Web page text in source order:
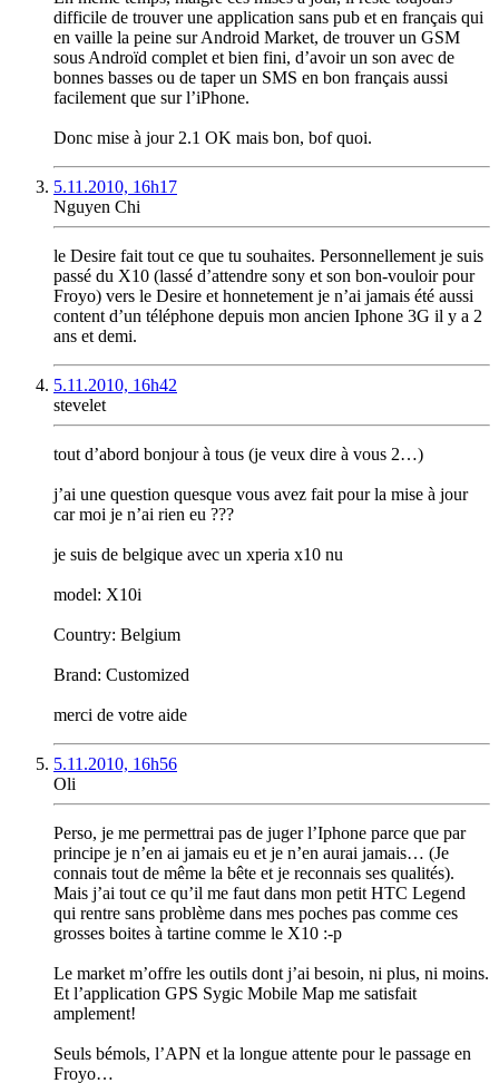
difficile de trouver une application sans pub et en français qui
en vaille la peine sur Android Market, de trouver un GSM
sous Androïd complet et bien fini, d’avoir un son avec de
bonnes basses ou de taper un SMS en bon français aussi
facilement que sur l’iPhone.
Donc mise à jour 2.1 OK mais bon, bof quoi.
5.11.2010, 16h17
Nguyen Chi
le Desire fait tout ce que tu souhaites. Personnellement je suis
passé du X10 (lassé d’attendre sony et son bon-vouloir pour
Froyo) vers le Desire et honnetement je n’ai jamais été aussi
content d’un téléphone depuis mon ancien Iphone 3G il y a 2
ans et demi.
5.11.2010, 16h42
stevelet
tout d’abord bonjour à tous (je veux dire à vous 2…)
j’ai une question quesque vous avez fait pour la mise à jour
car moi je n’ai rien eu ???
je suis de belgique avec un xperia x10 nu
model: X10i
Country: Belgium
Brand: Customized
merci de votre aide
5.11.2010, 16h56
Oli
Perso, je me permettrai pas de juger l’Iphone parce que par
principe je n’en ai jamais eu et je n’en aurai jamais… (Je
connais tout de même la bête et je reconnais ses qualités).
Mais j’ai tout ce qu’il me faut dans mon petit HTC Legend
qui rentre sans problème dans mes poches pas comme ces
grosses boites à tartine comme le X10 :-p
Le market m’offre les outils dont j’ai besoin, ni plus, ni moins.
Et l’application GPS Sygic Mobile Map me satisfait
amplement!
Seuls bémols, l’APN et la longue attente pour le passage en
Froyo…